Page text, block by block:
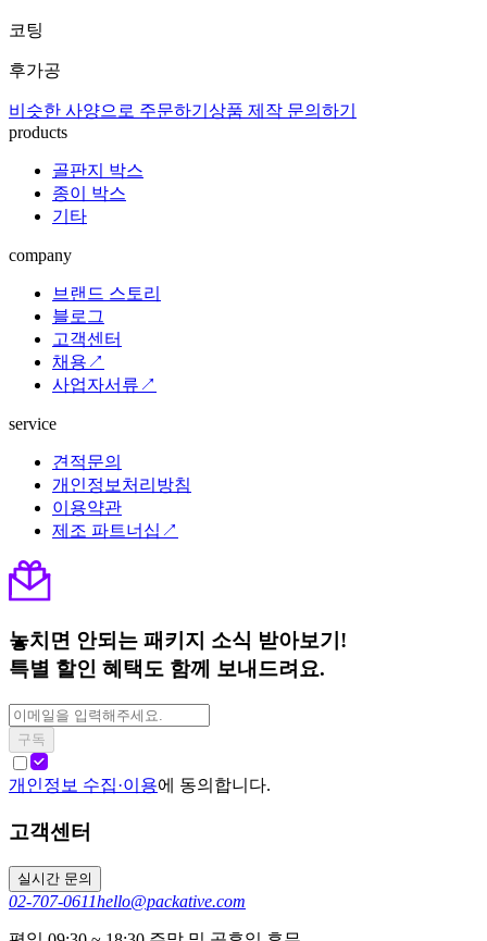
코팅
후가공
비슷한 사양으로 주문하기 상품 제작 문의하기
products
골판지 박스
종이 박스
기타
company
브랜드 스토리
블로그
고객센터
채용↗
사업자서류↗
service
견적문의
개인정보처리방침
이용약관
제조 파트너십↗
놓치면 안되는 패키지 소식 받아보기!
특별 할인 혜택도 함께 보내드려요.
구독
개인정보 수집·이용에 동의합니다.
고객센터
실시간 문의
02-707-0611hello@packative.com